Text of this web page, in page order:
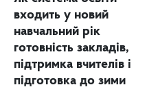
входить у новий
навчальний рік
готовність закладів,
підтримка вчителів і
підготовка до зими